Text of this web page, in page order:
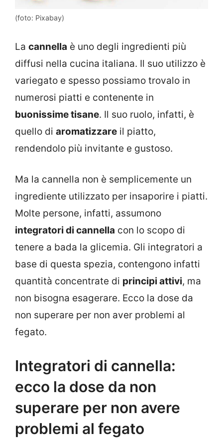
(foto: Pixabay)
La cannella è uno degli ingredienti più
diffusi nella cucina italiana. Il suo utilizzo è
variegato e spesso possiamo trovalo in
numerosi piatti e contenente in
buonissime tisane. Il suo ruolo, infatti, è
quello di aromatizzare il piatto,
rendendolo più invitante e gustoso.
Ma la cannella non è semplicemente un
ingrediente utilizzato per insaporire i piatti.
Molte persone, infatti, assumono
integratori di cannella con lo scopo di
tenere a bada la glicemia. Gli integratori a
base di questa spezia, contengono infatti
quantità concentrate di principi attivi, ma
non bisogna esagerare. Ecco la dose da
non superare per non aver problemi al
fegato.
Integratori di cannella:
ecco la dose da non
superare per non avere
problemi al fegato